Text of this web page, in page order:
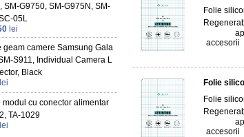
SM-G9750, SM-G975N, SM-
05L
lei
geam camere Samsung Gala
S911, Individual Camera L
Black
lei
modul cu conector alimentar
TA-1029
lei
Folie
accesorii
Folie
Folie
accesorii